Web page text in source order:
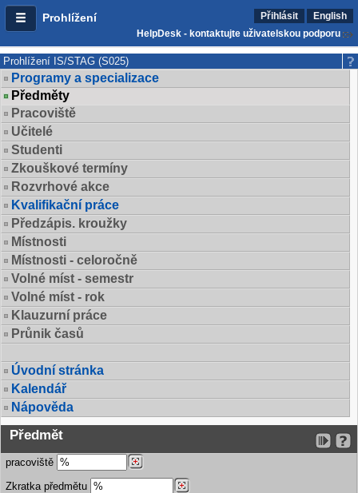
Prohlížení Přihlásit
English
HelpDesk - kontaktujte uživatelskou podporu
Prohlížení IS/STAG (S025)
Programy a specializace
Předměty
Pracoviště
Učitelé
Studenti
Zkouškové termíny
Rozvrhové akce
Kvalifikační práce
Předzápis. kroužky
Místnosti
Místnosti - celoročně
Volné míst - semestr
Volné míst - rok
Klauzurní práce
Průnik časů
Úvodní stránka
Kalendář
Nápověda
Předmět
pracoviště
Zkratka předmětu